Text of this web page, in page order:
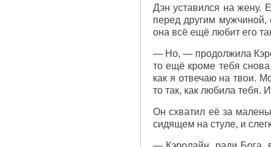
Дэн уставился на жену.
перед другим мужчиной,
она всё ещё любит его
— Но, — продолжила
то ещё кроме тебя
как я отвечаю на твои.
то так, как любила тебя.
Он схватил её за
сидящем на стуле, и